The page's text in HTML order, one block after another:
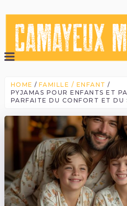
HOME
FAMILLE / ENFANT
PYJAMAS POUR ENFANTS ET
PARFAITE DU CONFORT ET DU